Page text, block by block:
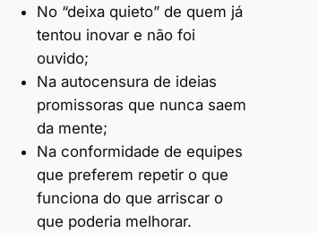
No “deixa quieto” de quem já
tentou inovar e não foi
ouvido;
Na autocensura de ideias
promissoras que nunca saem
da mente;
Na conformidade de equipes
que preferem repetir o que
funciona do que arriscar o
que poderia melhorar.